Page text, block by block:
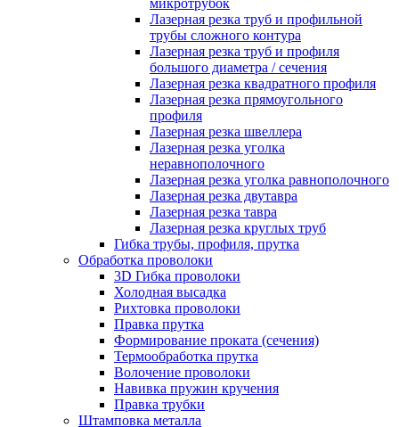
микротрубок
Лазерная резка труб и профильной
трубы сложного контура
Лазерная резка труб и профиля
большого диаметра / сечения
Лазерная резка квадратного профиля
Лазерная резка прямоугольного
профиля
Лазерная резка швеллера
Лазерная резка уголка
неравнополочного
Лазерная резка уголка равнополочного
Лазерная резка двутавра
Лазерная резка тавра
Лазерная резка круглых труб
Гибка трубы, профиля, прутка
Обработка проволоки
3D Гибка проволоки
Холодная высадка
Рихтовка проволоки
Правка прутка
Формирование проката (сечения)
Термообработка прутка
Волочение проволоки
Навивка пружин кручения
Правка трубки
Штамповка металла